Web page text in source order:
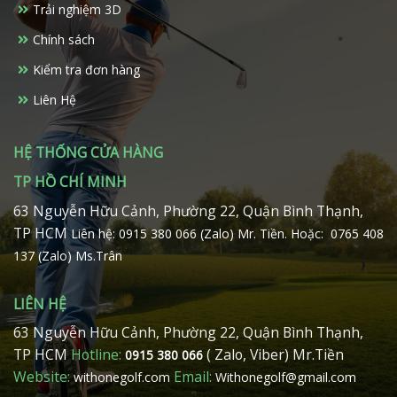
Trải nghiệm 3D
Chính sách
Kiểm tra đơn hàng
Liên Hệ
HỆ THỐNG CỬA HÀNG
TP HỒ CHÍ MINH
63 Nguyễn Hữu Cảnh, Phường 22, Quận Bình Thạnh,
TP HCMLiên hệ: 0915 380 066 (Zalo) Mr. Tiền.Hoặc: 0765 408
137 (Zalo) Ms.Trân
LIÊN HỆ
63 Nguyễn Hữu Cảnh, Phường 22, Quận Bình Thạnh,
TP HCMHotline: 0915 380 066 ( Zalo, Viber) Mr.Tiền
Website: withonegolf.com Email: Withonegolf@gmail.com